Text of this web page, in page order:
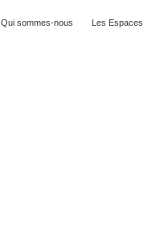
Qui sommes-nous Les Espaces